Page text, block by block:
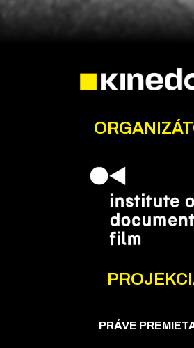
PRÁVE